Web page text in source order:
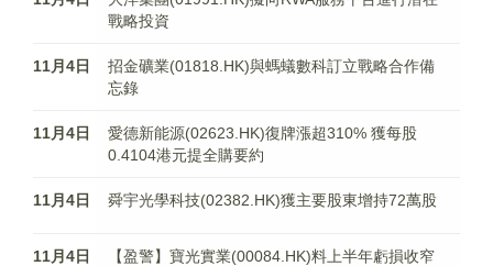
戰略投資
11月4日
招金礦業(01818.HK)與螞蟻數科訂立戰略合作備
忘錄
11月4日
愛德新能源(02623.HK)復牌漲超310% 獲每股
0.4104港元提全購要約
11月4日 舜宇光學科技(02382.HK)獲主要股東增持72萬股
11月4日 【盈警】寶光實業(00084.HK)料上半年虧損收窄